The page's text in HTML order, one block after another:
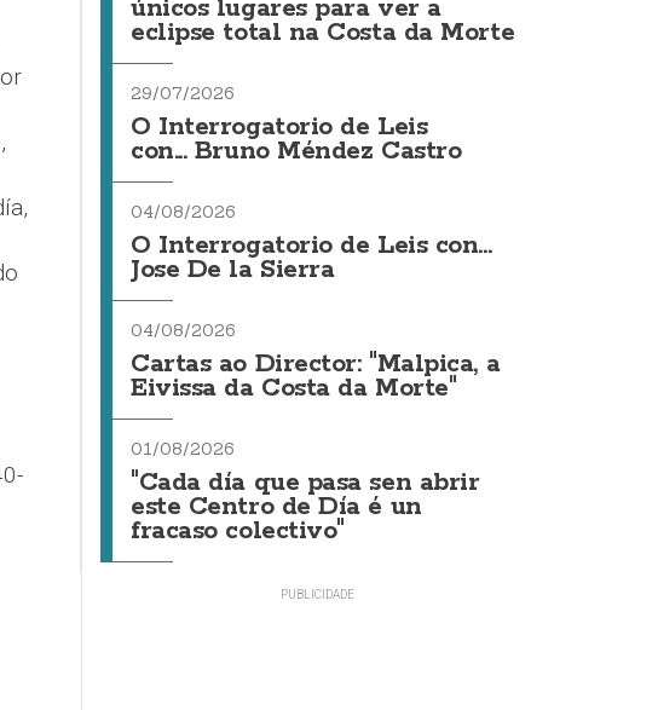
únicos lugares para ver a
eclipse total na Costa da Morte
29/07/2026
O Interrogatorio de Leis
con... Bruno Méndez Castro
04/08/2026
O Interrogatorio de Leis con...
Jose De la Sierra
04/08/2026
Cartas ao Director: "Malpica, a
Eivissa da Costa da Morte"
01/08/2026
"Cada día que pasa sen abrir
este Centro de Día é un
fracaso colectivo"